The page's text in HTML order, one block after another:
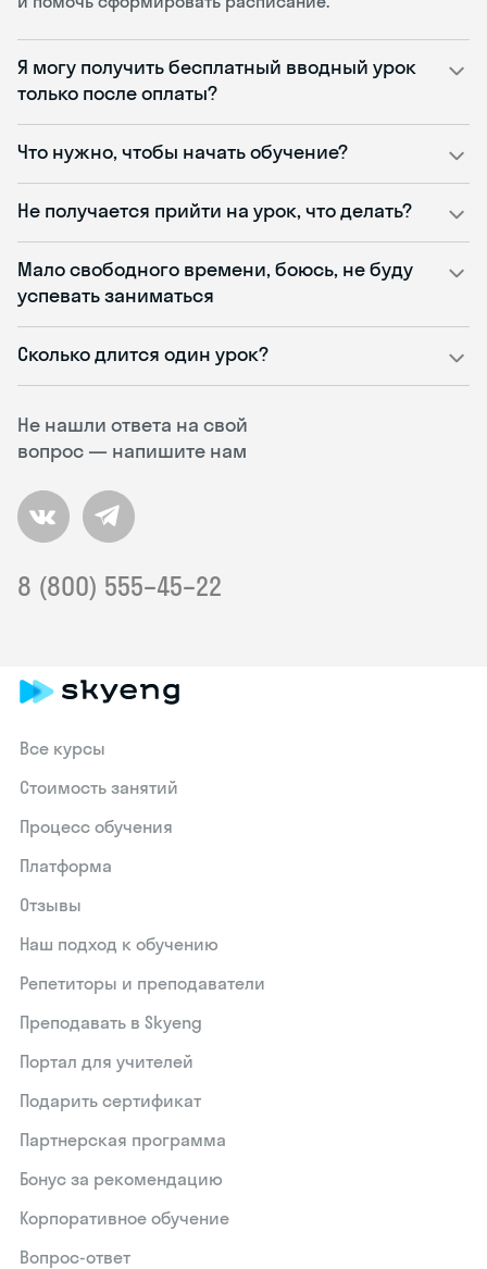
Не нашли ответа на свой
вопрос — напишите нам
8 (800) 555–45–22
Я могу получить бесплатный вводный урок
только после оплаты?
Что нужно, чтобы начать обучение?
Не получается прийти на урок, что делать?
Мало свободного времени, боюсь, не буду
успевать заниматься
Сколько длится один урок?
Все курсы
Стоимость занятий
Процесс обучения
Платформа
Отзывы
Наш подход к обучению
Репетиторы и преподаватели
Преподавать в Skyeng
Портал для учителей
Подарить сертификат
Партнерская программа
Бонус за рекомендацию
Корпоративное обучение
Вопрос-ответ